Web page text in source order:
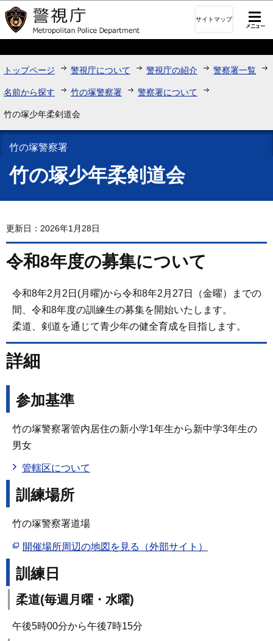
このページの本文へ移動
サイトマップ
トップページ 警視庁について 警視庁の紹介 警察署一覧
名前から探す 竹の塚警察署 警察署について
竹の塚少年柔剣道会
竹の塚警察署
竹の塚少年柔剣道会
更新日：2026年1月28日
令和8年度の募集について
令和8年2月2日(月曜)から令和8年2月27日（金曜）までの
間、令和8年度の訓練生の募集を開始いたします。
柔道、剣道を通じて青少年の健全育成を目指します。
詳細
参加基準
竹の塚警察署管内居住の新小学1年生から新中学3年生の
男女
管轄区について
訓練場所
竹の塚警察署道場
開催場所周辺の地図を見る（外部サイト）
訓練日
柔道(毎週月曜・水曜)
午後5時00分から午後7時15分